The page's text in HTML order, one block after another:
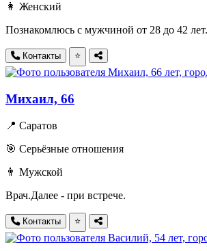
👩 Женский
Познакомлюсь с мужчиной от 28 до 42
Контакты ⭐
Михаил, 66
📍 Саратов
🎯 Серьёзные отношения
👨 Мужской
Врач.Далее - при встрече.
Контакты ⭐